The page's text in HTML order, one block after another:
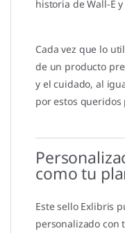
historia de Wall-E y
Cada vez que lo
de un producto
y el cuidado, al
por estos queridos
como tu
Este sello Exlibris
personalizado con